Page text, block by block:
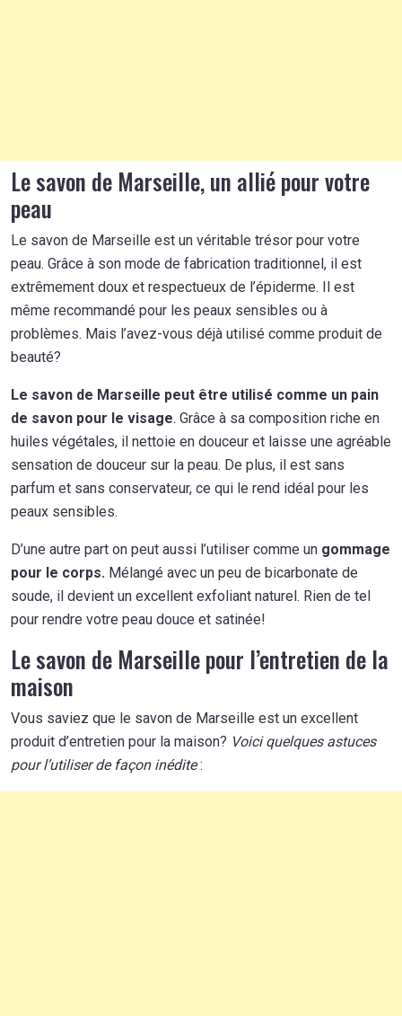
Le savon de Marseille, un allié pour votre
peau
Le savon de Marseille est un véritable trésor pour votre
peau. Grâce à son mode de fabrication traditionnel, il est
extrêmement doux et respectueux de l’épiderme. Il est
même recommandé pour les peaux sensibles ou à
problèmes. Mais l’avez-vous déjà utilisé comme produit de
beauté?
Le savon de Marseille peut être utilisé comme un pain
de savon pour le visage. Grâce à sa composition riche en
huiles végétales, il nettoie en douceur et laisse une agréable
sensation de douceur sur la peau. De plus, il est sans
parfum et sans conservateur, ce qui le rend idéal pour les
peaux sensibles.
D’une autre part on peut aussi l’utiliser comme un gommage
pour le corps. Mélangé avec un peu de bicarbonate de
soude, il devient un excellent exfoliant naturel. Rien de tel
pour rendre votre peau douce et satinée!
Le savon de Marseille pour l’entretien de la
maison
Vous saviez que le savon de Marseille est un excellent
produit d’entretien pour la maison? Voici quelques astuces
pour l’utiliser de façon inédite: